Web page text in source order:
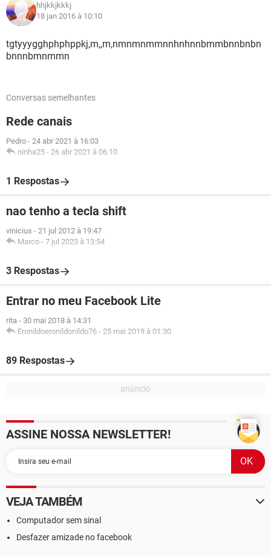
hhjkkjkkkj
18 jan 2016 à 10:10
tgtyyygghphphppkj,m,,m,nmnmnmmnnhnhnnbmmbnnbnbn
bnnnbmnmmn
Conversas semelhantes
Rede canais
Pedro - 24 abr 2021 à 16:03
ninha25 - 26 abr 2021 à 06:10
1 Respostas
nao tenho a tecla shift
vinicius - 21 jul 2012 à 19:47
Marco - 7 jul 2023 à 13:54
3 Respostas
Entrar no meu Facebook Lite
rita - 30 mai 2018 à 14:31
Eronildoeronildonildo76 - 25 mai 2019 à 01:30
89 Respostas
ASSINE NOSSA NEWSLETTER!
VEJA TAMBÉM
Computador sem sinal
Desfazer amizade no facebook